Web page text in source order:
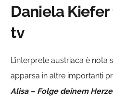
Daniela
tv
L’interprete austriaca è
apparsa in altre importanti
Alisa – Folge deinem